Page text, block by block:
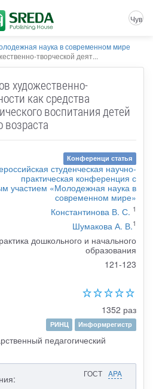
Чув
наука в современном мире
творческой деят...
художественно-
как средства
воспитания детей
Конференци статья
студенческая научно-
практическая конференция с
участием «Молодежная наука в
современном мире»
Константинова В. С. 1
Шумакова А. В.1
дошкольного и начального
образования
121-123
1352 раз
РИНЦ
Информрегистр
педагогический
ГОСТ APA